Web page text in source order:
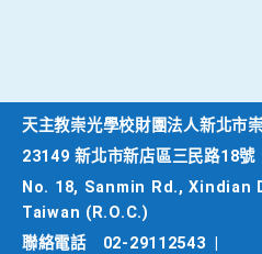
天主教崇光學校財團法人新北市
23149 新北市新店區三民路18號
No. 18, Sanmin Rd.,
Taiwan (R.O.C.)
聯絡電話
02-29112543